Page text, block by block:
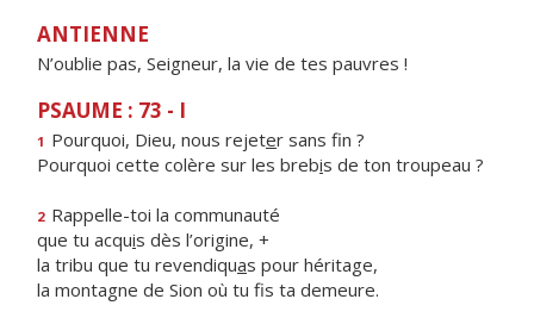
ANTIENNE
N’oublie pas, Seigneur, la vie de tes pauvres !
PSAUME : 73 - I
1 Pourquoi, Dieu, nous rejeter sans fin ?
Pourquoi cette colère sur les brebis de ton troupeau ?
2 Rappelle-toi la communauté
que tu acquis dès l’origine, +
la tribu que tu revendiquas pour héritage,
la montagne de Sion où tu fs ta demeure.